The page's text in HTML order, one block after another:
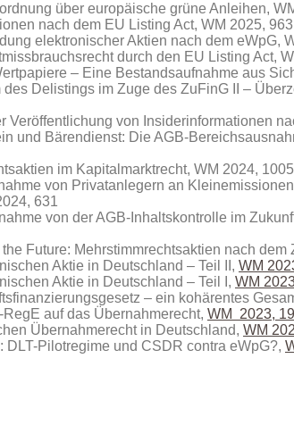
über europäische grüne Anleihen,
nach dem EU Listing Act, WM 2025, 963
elektronischer Aktien nach dem eWpG,
durch den EU Listing Act,
– Eine Bestandsaufnahme aus
Delistings im Zuge des ZuFinG II –
Veröffentlichung von Insiderinformationen
und Bärendienst: Die AGB-
im Kapitalmarktrecht, WM 2024, 1005
von Privatanlegern an
631
von der AGB-Inhaltskontrolle im
Future: Mehrstimmrechtsaktien nach
Aktie in Deutschland – Teil II, WM
Aktie in Deutschland – Teil I, WM
– ein kohärentes
auf das Übernahmerecht, WM 2023,
Übernahmerecht in Deutschland, WM
DLT-Pilotregime und CSDR contra eWpG?,